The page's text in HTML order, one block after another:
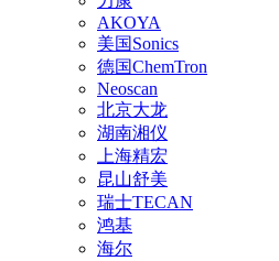
AKOYA
美国Sonics
德国ChemTron
Neoscan
北京大龙
湖南湘仪
上海精宏
昆山舒美
瑞士TECAN
鸿基
海尔